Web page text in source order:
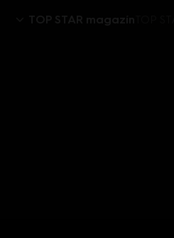
TOP STAR magazín